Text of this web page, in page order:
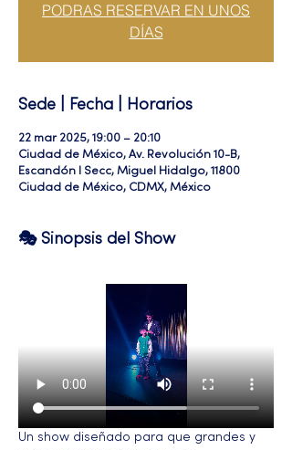
PODRAS RESERVAR EN UNOS
DÍAS
Sede | Fecha | Horarios
22 mar 2025, 19:00 – 20:10
Ciudad de México, Av. Revolución 10-B,
Escandón I Secc, Miguel Hidalgo, 11800
Ciudad de México, CDMX, México
🎭 Sinopsis del Show
Un show diseñado para que grandes y